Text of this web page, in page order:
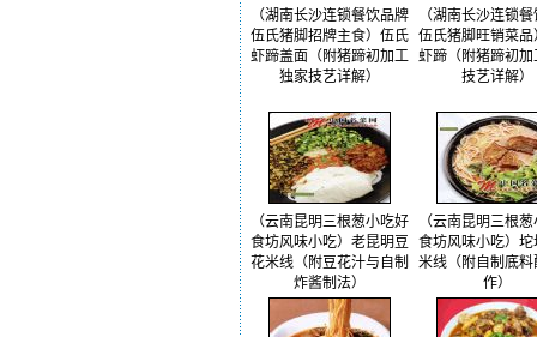
（湖南长沙连锁餐饮品牌
伍氏猪脚招牌主食）伍氏
虾蹄盖面（附猪蹄初加工
独家技艺详解）
（湖南长沙连锁
伍氏猪脚旺销菜品
虾蹄（附猪蹄初加
技艺详解）
（云南昆明三根葱小吃好
食坊风味小吃）老昆明豆
花米线（附豆花汁与自制
炸酱制法）
（云南昆明三根
食坊风味小吃）坨
米线（附自制底料
作）